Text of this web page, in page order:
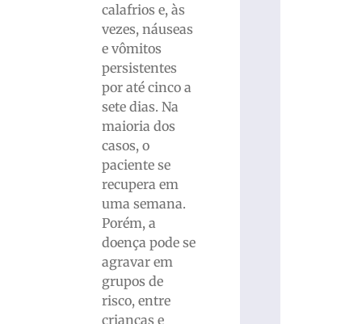
calafrios e, às
vezes, náuseas
e vômitos
persistentes
por até cinco a
sete dias. Na
maioria dos
casos, o
paciente se
recupera em
uma semana.
Porém, a
doença pode se
agravar em
grupos de
risco, entre
crianças e